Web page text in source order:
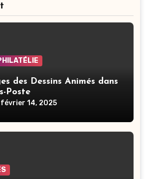
des Dessins Animés dans
Poste
février 14, 2025